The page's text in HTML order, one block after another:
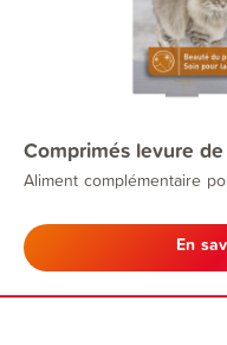
Comprimés levure
Aliment complémentaire
En